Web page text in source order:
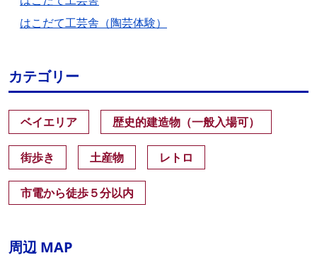
はこだて工芸舎（陶芸体験）
カテゴリー
ベイエリア 歴史的建造物（一般入場可）
街歩き 土産物 レトロ
市電から徒歩５分以内
周辺 MAP